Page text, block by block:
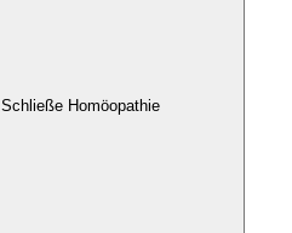
Schließe Homöopathie